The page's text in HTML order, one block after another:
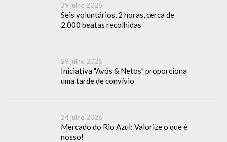
29 julho 2026
Seis voluntários, 2 horas, cerca de
2.000 beatas recolhidas
29 julho 2026
Iniciativa "Avós & Netos" proporciona
uma tarde de convívio
24 julho 2026
Mercado do Rio Azul: Valorize o que é
nosso!